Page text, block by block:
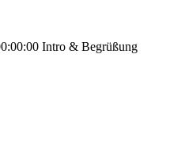
Intro & Begrüßung